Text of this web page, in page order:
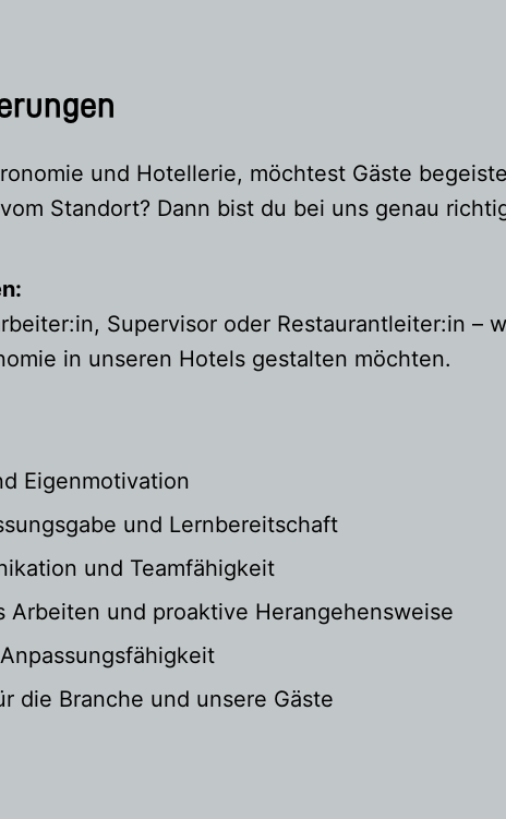
und Hotellerie, möchtest Gäste
Standort? Dann bist du bei uns genau
Supervisor oder Restaurantleiter:in –
in unseren Hotels gestalten möchten.
Eigenmotivation
und Lernbereitschaft
und Teamfähigkeit
Arbeiten und proaktive Herangehensweise
die Branche und unsere Gäste